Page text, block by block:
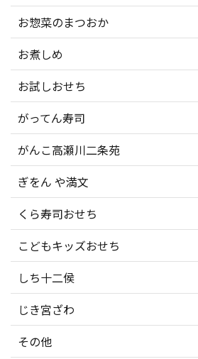
お惣菜のまつおか
お煮しめ
お試しおせち
がってん寿司
がんこ高瀬川二条苑
ぎをん や満文
くら寿司おせち
こどもキッズおせち
しち十二侯
じき宮ざわ
その他